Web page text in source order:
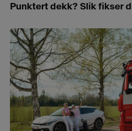
Punktert dekk? Slik fikser